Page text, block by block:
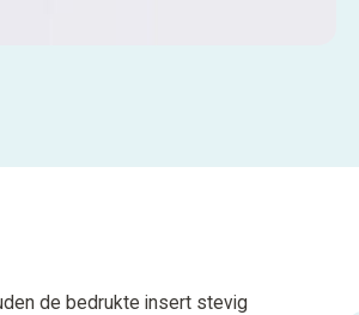
de bedrukte insert stevig